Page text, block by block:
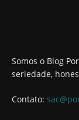
Somos o Blog
seriedade,
Contato: